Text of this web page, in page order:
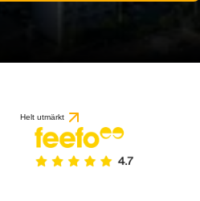
Helt utmärkt baserat på 1